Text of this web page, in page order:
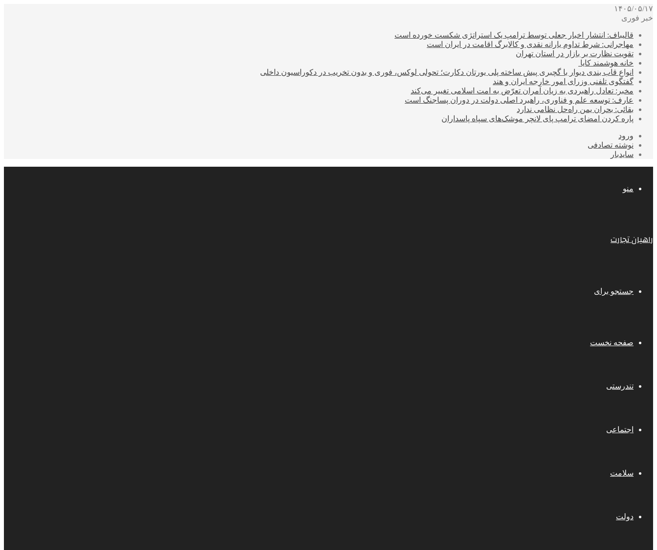
۱۴۰۵/۰۵/۱۷
خبر فوری
قالیباف: انتشار اخبار جعلی توسط ترامپ یک استراتژی شکست خورده است
مهاجرانی: شرط تداوم یارانه نقدی و کالابرگ اقامت در ایران است
تقویت نظارت بر بازار در استان تهران
خانه هوشمند کایا
انواع قاب بندی دیوار با گچبری پیش ساخته پلی یورتان دکارت؛ تحولی لوکس، فوری و بدون تخریب در دکوراسیون داخلی
گفتگوی تلفنی وزرای امور خارجه ایران و هند
مخبر: تعادل راهبردی به زیان آمران تعرّض به امت اسلامی تغییر می‌کند
عارف: توسعه علم و فناوری، راهبرد اصلی دولت در دوران پساجنگ است
بقائی: بحران یمن راه‌حل نظامی ندارد
پاره کردن امضای ترامپ پای لانچر موشک‌های سپاه پاسداران
ورود
نوشته تصادفی
سایدبار
منو
راهیان تجارت
جستجو برای
صفحه نخست
تندرستی
اجتماعی
سلامت
دولت